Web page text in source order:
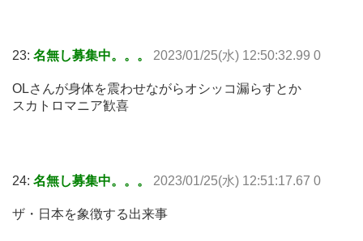
23: 名無し募集中。。。 2023/01/25(水) 12:50:32.99 0
OLさんが身体を震わせながらオシッコ漏らすとか
スカトロマニア歓喜
24: 名無し募集中。。。 2023/01/25(水) 12:51:17.67 0
ザ・日本を象徴する出来事